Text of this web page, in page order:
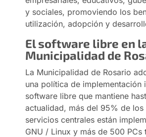
y sociales, promoviendo los
utilización, adopción y
El software libre en
Municipalidad de
La Municipalidad de Rosario
una política de implementación
software libre que mantiene
actualidad, más del 95% de
servicios centrales están
GNU / Linux y más de 500 PCs